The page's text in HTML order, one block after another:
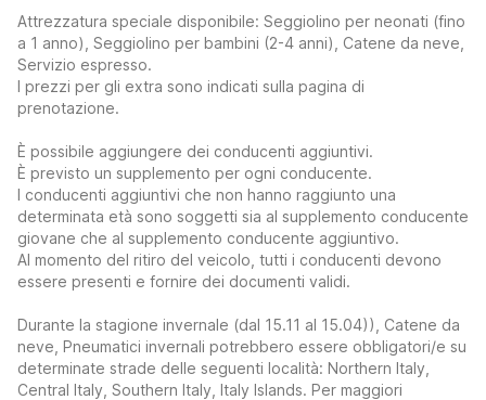
Attrezzatura speciale disponibile: Seggiolino per neonati (fino
a 1 anno), Seggiolino per bambini (2-4 anni), Catene da neve,
Servizio espresso.
I prezzi per gli extra sono indicati sulla pagina di
prenotazione.
È possibile aggiungere dei conducenti aggiuntivi.
È previsto un supplemento per ogni conducente.
I conducenti aggiuntivi che non hanno raggiunto una
determinata età sono soggetti sia al supplemento conducente
giovane che al supplemento conducente aggiuntivo.
Al momento del ritiro del veicolo, tutti i conducenti devono
essere presenti e fornire dei documenti validi.
Durante la stagione invernale (dal 15.11 al 15.04)), Catene da
neve, Pneumatici invernali potrebbero essere obbligatori/e su
determinate strade delle seguenti località: Northern Italy,
Central Italy, Southern Italy, Italy Islands. Per maggiori